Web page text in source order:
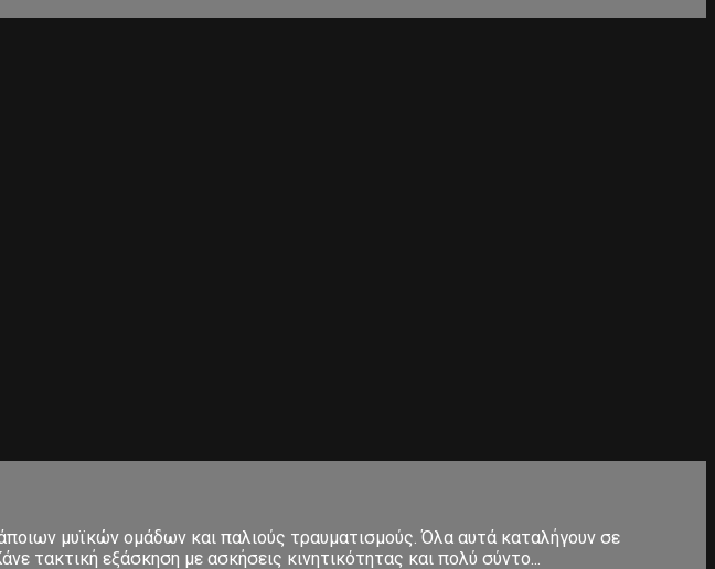
μυϊκών ομάδων και παλιούς τραυματισμούς. Όλα αυτά καταλήγουν σε
τακτική εξάσκηση με ασκήσεις κινητικότητας και πολύ σύντο...